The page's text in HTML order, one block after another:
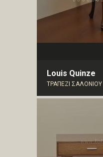
Louis Quinze
ΤΡΑΠΕΖΙ ΣΑΛΟΝΙΟΥ